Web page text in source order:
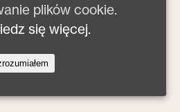
plików cookie.
się więcej.